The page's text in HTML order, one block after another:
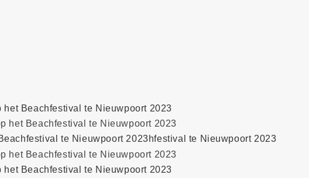
het Beachfestival te Nieuwpoort 2023
te Nieuwpoort 2023hfestival te Nieuwpoort 2023
het Beachfestival te Nieuwpoort 2023